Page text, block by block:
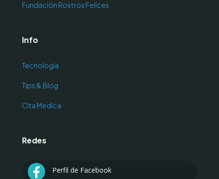
Fundación Rostros Felices
Info
Tecnología
Tips & Blog
Cita Medica
Redes
 Perfil de Facebook